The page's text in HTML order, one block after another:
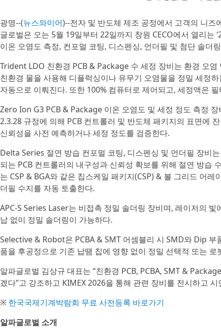
광명--(뉴스와이어)--전자 및 반도체 제조 공정에서 고객의 니
글로벌은 오는 5월 19일부터 22일까지 창원 CECO에서 열리는
이온 오염도 측정, 컨포멀 코팅, 디스펜싱, 언더필 및 첨단 솔더
Trident LDO 친환경 PCB & Package 수 세정 장비는 환경 오
친환경 물을 사용해 디플럭싱이나 유무기 오염물을 정밀 세정
자동으로 이뤄진다. 또한 100% 컴퓨터로 제어되고, 세정액은
Zero Ion G3 PCB & Package 이온 오염도 및 세정 정도 측정
2.3.28 규정에 의해 PCB 컨트롤러 및 반도체 패키지의 표면에
신뢰성을 사전 예측하거나 세정 정도를 검증한다.
Delta Series 절연 방습 컨포멀 코팅, 디스펜싱 및 언더필 장비
되는 PCB 컨트롤러의 내구성과 신뢰성 확보를 위해 절연 방습
는 CSP & BGA와 같은 칩스케일 패키지(CSP) & 볼 그리드 어
더필 수지를 자동 토출한다.
APC-S Series Laser는 비접촉 정밀 솔더링 장비며, 레이저의
납 없이 정밀 솔더링이 가능하다.
Selective & Robot은 PCBA & SMT 어셈블리 시 SMD와 Dip
품을 후공정으로 기존 납땜 칩에 영향 없이 정밀 선택적 또는
알파글로벌 김상규 대표는 “친환경 PCB, PCBA, SMT &
겠다”고 강조하고 KIMEX 2026을 통해 관련 장비를 전시하고
※ 한국국제기계박람회 무료 사전등록 바로가기
알파글로벌 소개